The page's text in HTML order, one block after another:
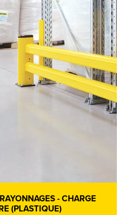
- CHARGE
(PLASTIQUE)